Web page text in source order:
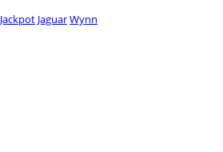
Jackpot JaguarWynn